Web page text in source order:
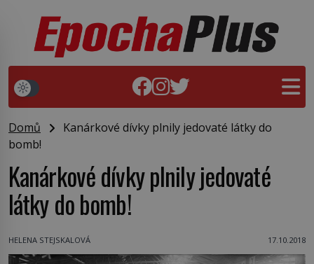
Domů
Kanárkové dívky plnily jedovaté látky do
bomb!
Kanárkové dívky plnily jedovaté
látky do bomb!
HELENA STEJSKALOVÁ 17.10.2018